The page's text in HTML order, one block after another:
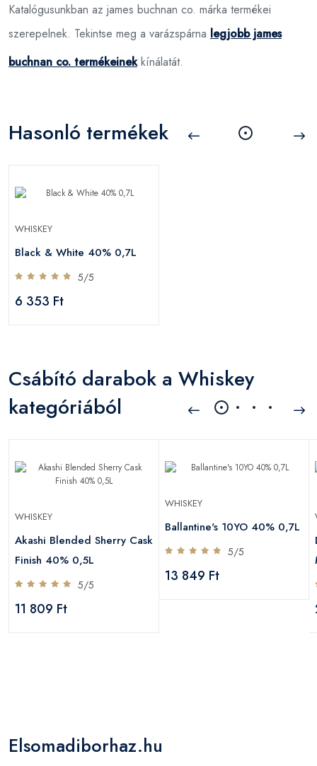
Katalógusunkban az james buchnan co. márka termékei
szerepelnek. Tekintse meg a varázspárna legjobb james
buchnan co. termékeinekkínálatát.
Hasonló termékek
WHISKEY
Black & White 40% 0,7L
5/5
6 353 Ft
Csábító darabok a Whiskey
kategóriából
WHISKEY
Akashi Blended Sherry Cask
Finish 40% 0,5L
5/5
11 809 Ft
WHISKEY
Ballantine's 10YO 40% 0,7L
5/5
13 849 Ft
Elsomadiborhaz.hu